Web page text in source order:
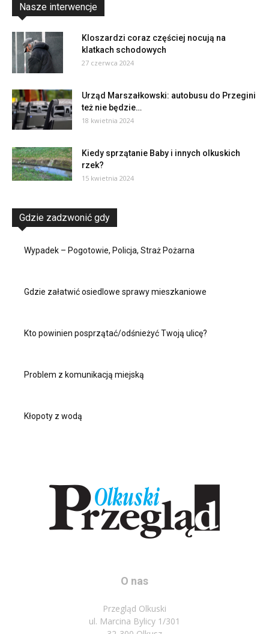
Nasze interwencje
Kloszardzi coraz częściej nocują na
klatkach schodowych
27 czerwca 2024
Urząd Marszałkowski: autobusu do Przegini
też nie będzie…
18 kwietnia 2024
Kiedy sprzątanie Baby i innych olkuskich
rzek?
15 kwietnia 2024
Gdzie zadzwonić gdy
Wypadek – Pogotowie, Policja, Straż Pożarna
Gdzie załatwić osiedlowe sprawy mieszkaniowe
Kto powinien posprzątać/odśnieżyć Twoją ulicę?
Problem z komunikacją miejską
Kłopoty z wodą
O nas
Przegląd Olkuski
ul. Marcina Bylicy 1/301